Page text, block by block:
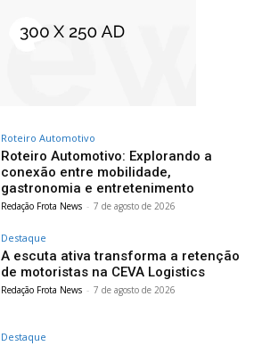
Roteiro Automotivo
Roteiro Automotivo: Explorando a
conexão entre mobilidade,
gastronomia e entretenimento
Redação Frota News - 7 de agosto de 2026
Destaque
A escuta ativa transforma a retenção
de motoristas na CEVA Logistics
Redação Frota News - 7 de agosto de 2026
Destaque